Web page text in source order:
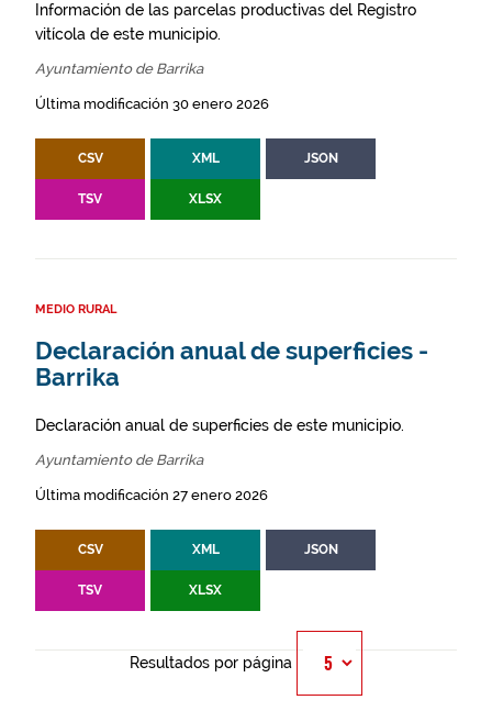
Información de las parcelas productivas del Registro
vitícola de este municipio.
Ayuntamiento de Barrika
Última modificación 30 enero 2026
CSV XML JSON
TSV XLSX
MEDIO RURAL
Declaración anual de superficies -
Barrika
Declaración anual de superficies de este municipio.
Ayuntamiento de Barrika
Última modificación 27 enero 2026
CSV XML JSON
TSV XLSX
Resultados por página